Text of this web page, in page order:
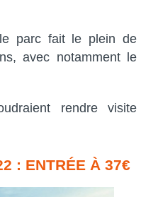
parc fait le plein de
avec notamment le
rendre visite
: ENTRÉE À 37€